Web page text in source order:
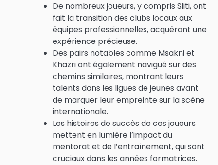
De nombreux joueurs, y compris Sliti, ont
fait la transition des clubs locaux aux
équipes professionnelles, acquérant une
expérience précieuse.
Des pairs notables comme Msakni et
Khazri ont également navigué sur des
chemins similaires, montrant leurs
talents dans les ligues de jeunes avant
de marquer leur empreinte sur la scène
internationale.
Les histoires de succès de ces joueurs
mettent en lumière l’impact du
mentorat et de l’entraînement, qui sont
cruciaux dans les années formatrices.